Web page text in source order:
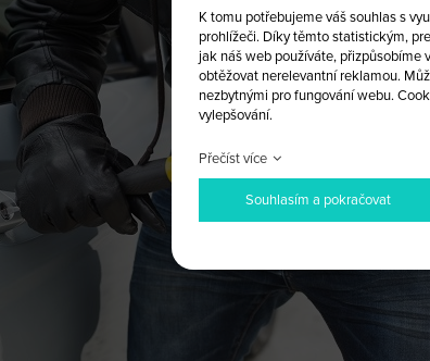
K tomu potřebujeme váš souhlas s
prohlížeči. Díky těmto statistickým,
jak náš web používáte, přizpůsobíme
obtěžovat nerelevantní reklamou.
nezbytnými pro fungování webu.
vylepšování.
Přečíst více
Souhlasím a pokračovat